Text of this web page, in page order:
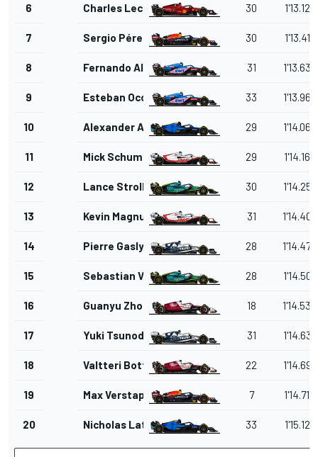
6 Charles Leclerc 30 1'13.127
7 Sergio Pérez 30 1'13.416
8 Fernando Alonso 31 1'13.633
9 Esteban Ocon 33 1'13.963
10 Alexander Albon 29 1'14.063
11 Mick Schumacher 29 1'14.163
12 Lance Stroll 30 1'14.257
13 Kevin Magnussen 31 1'14.405
14 Pierre Gasly 28 1'14.474
15 Sebastian Vettel 28 1'14.500
16 Guanyu Zhou 18 1'14.534
17 Yuki Tsunoda 31 1'14.630
18 Valtteri Bottas 22 1'14.695
19 Max Verstappen 7 1'14.714
20 Nicholas Latifi 33 1'15.122